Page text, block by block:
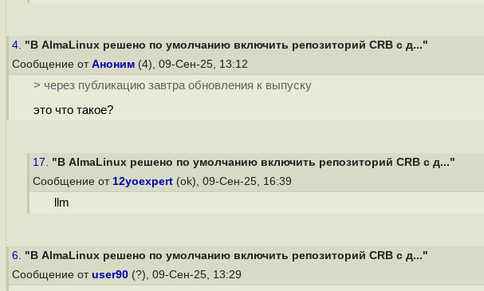
4. "В AlmaLinux решено по умолчанию включить репозиторий CRB с д..."
Сообщение от Аноним (4), 09-Сен-25, 13:12
> через публикацию завтра обновления к выпуску
это что такое?
17. "В AlmaLinux решено по умолчанию включить репозиторий CRB с д..."
Сообщение от 12yoexpert (ok), 09-Сен-25, 16:39
llm
6. "В AlmaLinux решено по умолчанию включить репозиторий CRB с д..."
Сообщение от user90 (?), 09-Сен-25, 13:29